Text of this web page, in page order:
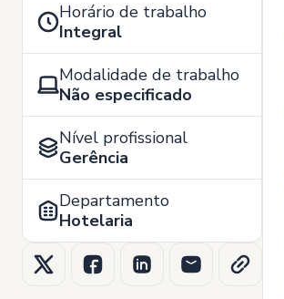
Horário de trabalho
Integral
Modalidade de trabalho
Não especificado
Nível profissional
Gerência
Departamento
Hotelaria